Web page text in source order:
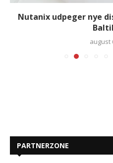
Nutanix udpeger nye
august
PARTNERZONE